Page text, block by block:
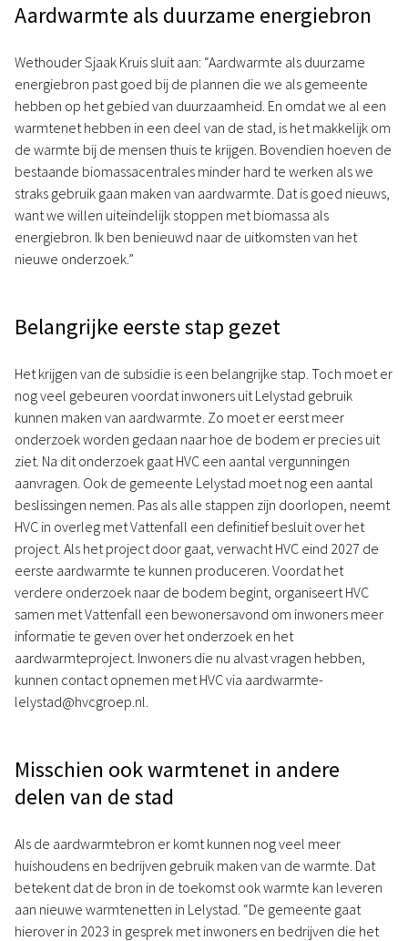
Aardwarmte als duurzame energiebron
Wethouder Sjaak Kruis sluit aan: “Aardwarmte als duurzame
energiebron past goed bij de plannen die we als gemeente
hebben op het gebied van duurzaamheid. En omdat we al een
warmtenet hebben in een deel van de stad, is het makkelijk om
de warmte bij de mensen thuis te krijgen. Bovendien hoeven de
bestaande biomassacentrales minder hard te werken als we
straks gebruik gaan maken van aardwarmte. Dat is goed nieuws,
want we willen uiteindelijk stoppen met biomassa als
energiebron. Ik ben benieuwd naar de uitkomsten van het
nieuwe onderzoek.”
Belangrijke eerste stap gezet
Het krijgen van de subsidie is een belangrijke stap. Toch moet er
nog veel gebeuren voordat inwoners uit Lelystad gebruik
kunnen maken van aardwarmte. Zo moet er eerst meer
onderzoek worden gedaan naar hoe de bodem er precies uit
ziet. Na dit onderzoek gaat HVC een aantal vergunningen
aanvragen. Ook de gemeente Lelystad moet nog een aantal
beslissingen nemen. Pas als alle stappen zijn doorlopen, neemt
HVC in overleg met Vattenfall een definitief besluit over het
project. Als het project door gaat, verwacht HVC eind 2027 de
eerste aardwarmte te kunnen produceren. Voordat het
verdere onderzoek naar de bodem begint, organiseert HVC
samen met Vattenfall een bewonersavond om inwoners meer
informatie te geven over het onderzoek en het
aardwarmteproject. Inwoners die nu alvast vragen hebben,
kunnen contact opnemen met HVC via aardwarmte-
lelystad@hvcgroep.nl.
Misschien ook warmtenet in andere
delen van de stad
Als de aardwarmtebron er komt kunnen nog veel meer
huishoudens en bedrijven gebruik maken van de warmte. Dat
betekent dat de bron in de toekomst ook warmte kan leveren
aan nieuwe warmtenetten in Lelystad. “De gemeente gaat
hierover in 2023 in gesprek met inwoners en bedrijven die het